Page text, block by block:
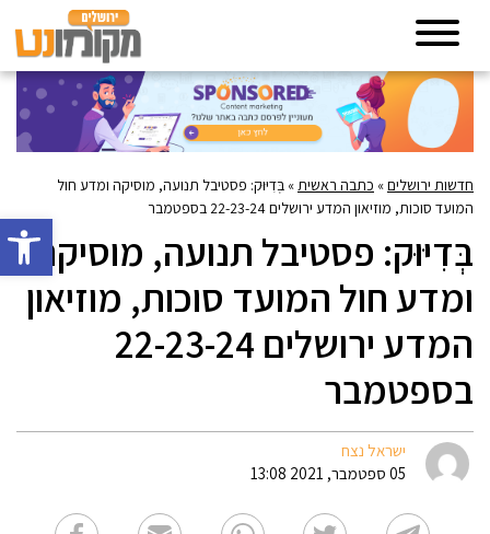
פתח
חדשות ירושלים» כתבה ראשית» בְּדִיּוּק: פסטיבל תנועה, מוסיקה ומדע חול
המועד סוכות, מוזיאון המדע ירושלים 22-23-24 בספטמבר
בְּדִיּוּק: פסטיבל תנועה, מוסיקה
ומדע חול המועד סוכות, מוזיאון
המדע ירושלים 22-23-24
בספטמבר
ישראל נצח
05 ספטמבר, 2021 13:08